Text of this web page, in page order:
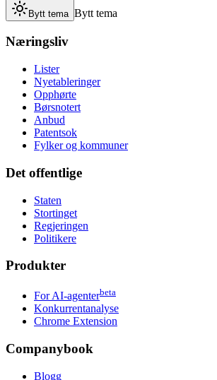
Bytt tema Bytt tema
Næringsliv
Lister
Nyetableringer
Opphørte
Børsnotert
Anbud
Patentsok
Fylker og kommuner
Det offentlige
Staten
Stortinget
Regjeringen
Politikere
Produkter
For AI-agenterbeta
Konkurrentanalyse
Chrome Extension
Companybook
Blogg